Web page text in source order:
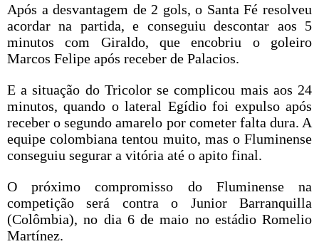
Após a desvantagem de 2 gols, o Santa Fé resolveu
acordar na partida, e conseguiu descontar aos 5
minutos com Giraldo, que encobriu o goleiro
Marcos Felipe após receber de Palacios.
E a situação do Tricolor se complicou mais aos 24
minutos, quando o lateral Egídio foi expulso após
receber o segundo amarelo por cometer falta dura. A
equipe colombiana tentou muito, mas o Fluminense
conseguiu segurar a vitória até o apito final.
O próximo compromisso do Fluminense na
competição será contra o Junior Barranquilla
(Colômbia), no dia 6 de maio no estádio Romelio
Martínez.